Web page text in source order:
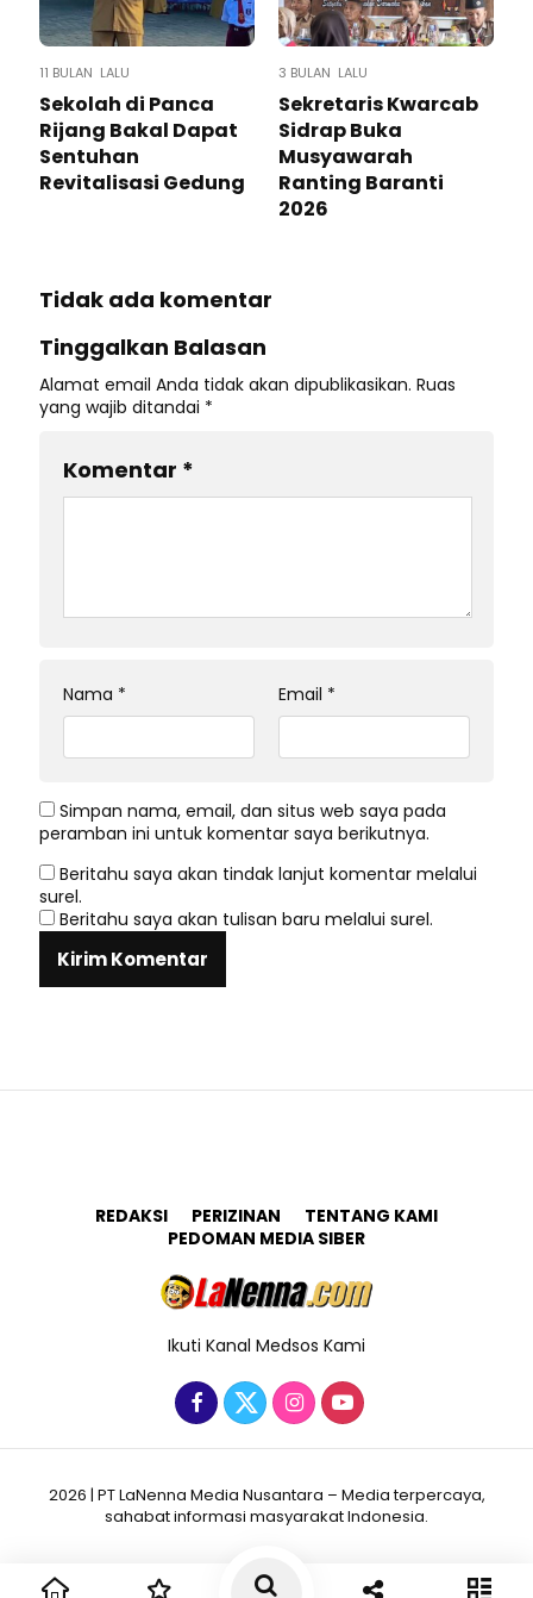
11 BULAN LALU
Sekolah di Panca
Rijang Bakal Dapat
Sentuhan
Revitalisasi Gedung
3 BULAN LALU
Sekretaris Kwarcab
Sidrap Buka
Musyawarah
Ranting Baranti
2026
Tidak ada komentar
Tinggalkan Balasan
Alamat email Anda tidak akan dipublikasikan. Ruas
yang wajib ditandai *
Komentar *
Nama * Email *
Simpan nama, email, dan situs web saya pada
peramban ini untuk komentar saya berikutnya.
Beritahu saya akan tindak lanjut komentar melalui
surel.
Beritahu saya akan tulisan baru melalui surel.
REDAKSI PERIZINAN
TENTANG KAMI
PEDOMAN MEDIA SIBER
Ikuti Kanal Medsos Kami
2026 | PT LaNenna Media Nusantara – Media terpercaya,
sahabat informasi masyarakat Indonesia.